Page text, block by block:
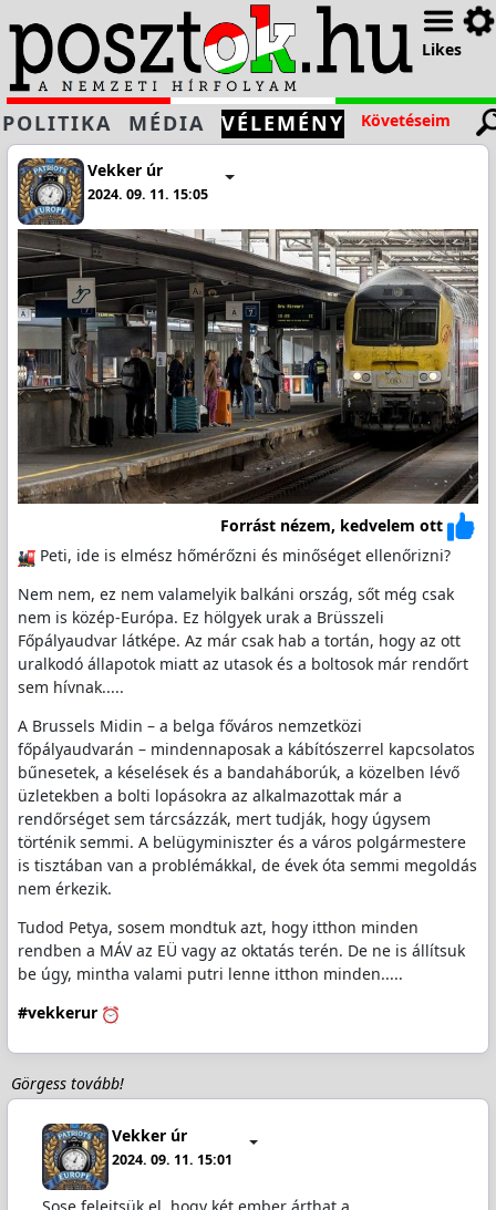
Likes
POLITIKA MÉDIA VÉLEMÉNY Követéseim
Vekker úr
2024. 09. 11. 15:05
Forrást nézem, kedvelem ott
Peti, ide is elmész hőmérőzni és minőséget ellenőrizni?
Nem nem, ez nem valamelyik balkáni ország, sőt még csak
nem is közép-Európa. Ez hölgyek urak a Brüsszeli
Főpályaudvar látképe. Az már csak hab a tortán, hogy az ott
uralkodó állapotok miatt az utasok és a boltosok már rendőrt
sem hívnak.....
A Brussels Midin – a belga főváros nemzetközi
főpályaudvarán – mindennaposak a kábítószerrel kapcsolatos
bűnesetek, a késelések és a bandaháborúk, a közelben lévő
üzletekben a bolti lopásokra az alkalmazottak már a
rendőrséget sem tárcsázzák, mert tudják, hogy úgysem
történik semmi. A belügyminiszter és a város polgármestere
is tisztában van a problémákkal, de évek óta semmi megoldás
nem érkezik.
Tudod Petya, sosem mondtuk azt, hogy itthon minden
rendben a MÁV az EÜ vagy az oktatás terén. De ne is állítsuk
be úgy, mintha valami putri lenne itthon minden.....
#vekkerur
Görgess tovább!
Vekker úr
2024. 09. 11. 15:01